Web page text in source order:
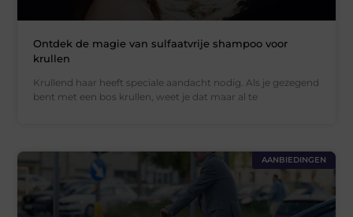
Ontdek de magie van sulfaatvrije shampoo voor
krullen
Krullend haar heeft speciale aandacht nodig. Als je gezegend
bent met een bos krullen, weet je dat maar al te
AANBIEDINGEN